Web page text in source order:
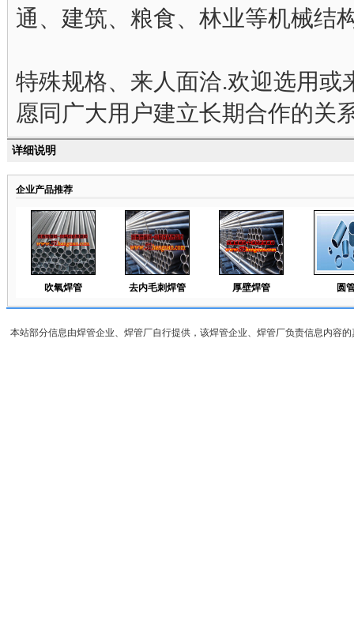
通、建筑、粮食、林业等机械结
特殊规格、来人面洽.欢迎选用
愿同广大用户建立长期合作的关
详细说明
企业产品推荐
吹氧焊管 去内毛刺焊管 厚壁焊管 圆
本站部分信息由焊管企业、焊管厂自行提供，该焊管企业、焊管厂负责信息内容